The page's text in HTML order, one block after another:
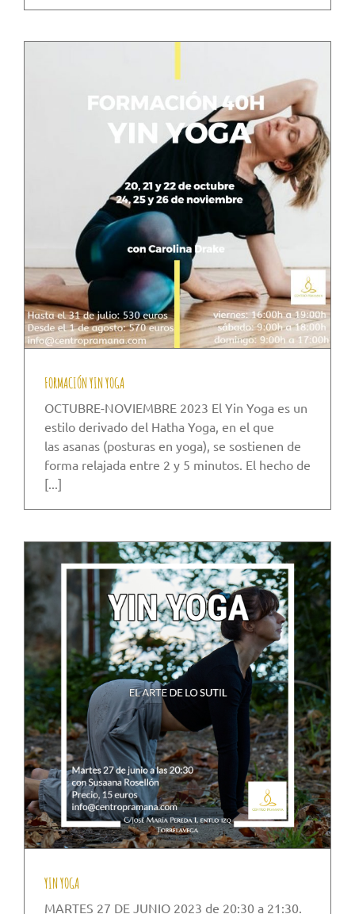
FORMACIÓN YIN YOGA
OCTUBRE-NOVIEMBRE 2023 El Yin Yoga es un
estilo derivado del Hatha Yoga, en el que
las asanas (posturas en yoga), se sostienen de
forma relajada entre 2 y 5 minutos. El hecho de
[...]
YIN YOGA
MARTES 27 DE JUNIO 2023 de 20:30 a 21:30.